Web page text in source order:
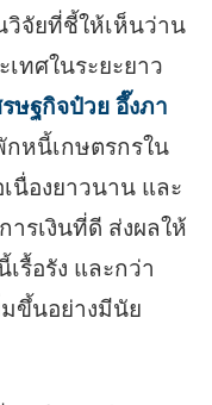
วิจัยที่ชี้ให้เห็นว่าน
ทศในระยะยาว
ษฐกิจป๋วย อึ๊งภา
หนี้เกษตรกรใน
นื่องยาวนาน และ
รเงินที่ดี ส่งผลให้
รื้อรัง และกว่า
ขึ้นอย่างมีนัย